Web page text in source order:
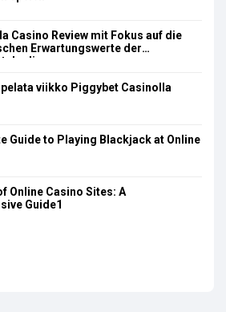
Casino Review mit Fokus auf die
Erwartungswerte der
viikko Piggybet Casinolla
Guide to Playing Blackjack at Online
A
Guide1